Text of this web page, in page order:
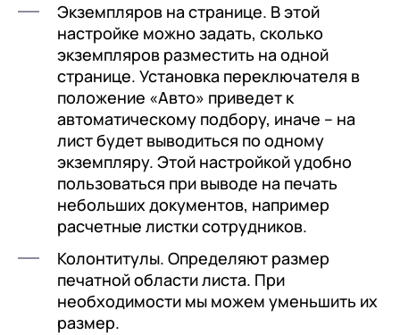
Экземпляров на странице. В этой
настройке можно задать, сколько
экземпляров разместить на одной
странице. Установка переключателя в
положение «Авто» приведет к
автоматическому подбору, иначе – на
лист будет выводиться по одному
экземпляру. Этой настройкой удобно
пользоваться при выводе на печать
небольших документов, например
расчетные листки сотрудников.
Колонтитулы. Определяют размер
печатной области листа. При
необходимости мы можем уменьшить их
размер.